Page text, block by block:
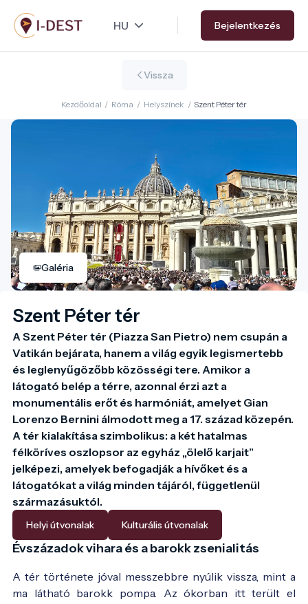
Ugrás
a
tartalomra
Bejelentkezés
Vissza
Kezdőoldal / Róma / Helyszínek / Szent Péter tér
Galéria
Szent Péter tér
A Szent Péter tér (Piazza San Pietro) nem csupán a
Vatikán bejárata, hanem a világ egyik legismertebb
és leglenyűgözőbb közösségi tere. Amikor a
látogató belép a térre, azonnal érzi azt a
monumentális erőt és harmóniát, amelyet Gian
Lorenzo Bernini álmodott meg a 17. század közepén.
A tér kialakítása szimbolikus: a két hatalmas
félköríves oszlopsor az egyház „ölelő karjait”
jelképezi, amelyek befogadják a hívőket és a
látogatókat a világ minden tájáról, függetlenül
származásuktól.
Helyi útvonalak Kulturális útvonalak
Évszázadok vihara és a barokk zsenialitás
A tér története jóval messzebbre nyúlik vissza, mint a
ma látható barokk pompa. Az ókorban itt terült el